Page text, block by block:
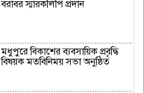
বরাবর স্মারকলিপি প্রদান
মধুপুরে বিকাশের ব্যবসায়িক প্রবৃদ্ধি
বিষয়ক মতবিনিময় সভা অনুষ্ঠিত